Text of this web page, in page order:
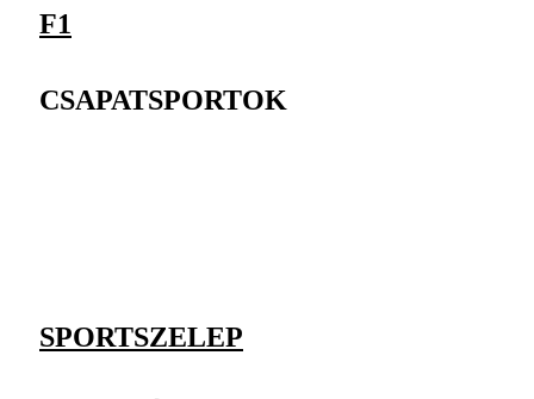
F1
CSAPATSPORTOK
SPORTSZELEP